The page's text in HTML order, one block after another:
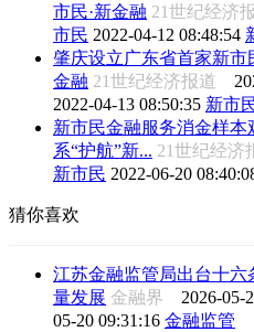
市民·新金融 21世纪经济
市民 2022-04-12 08:48:54
肇庆设立广东省首家新市
金融 21世纪经济报道
2022-04-13 08:50:35 新市
新市民金融服务消金样
系“护航”新... 21世纪经
新市民 2022-06-20
猜你喜欢
江苏金融监管局出台十
量发展 金融界 2026-05-
05-20 09:31:16 金融监管